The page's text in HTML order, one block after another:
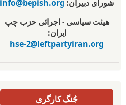
شورای دبیران: info@bepish.org
هیئت سیاسی - اجرائی حزب چپ
ایران:
hse-2@leftpartyiran.org
جُنگ کارگری